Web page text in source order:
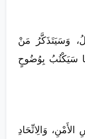
وَسَيَتَذَكَّرُ مَنْ
سَيَكْتُبُ بِوُضُوحٍ
وَالِاتِّحَادِ